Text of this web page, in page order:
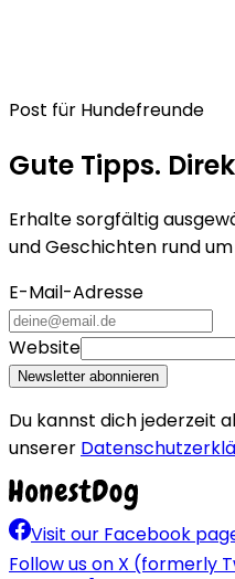
Post für Hundefreunde
Gute Tipps.
Erhalte sorgfältig
und Geschichten rund
E-Mail-Adresse
Website
Newsletter abonnieren
Du kannst dich jederzeit
unserer
Visit our Facebook
Follow us on X (formerly